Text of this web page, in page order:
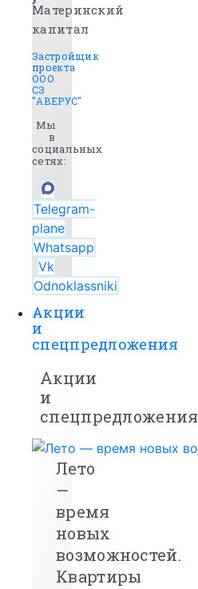
Материнский
капитал
Застройщик
проекта
ООО
СЗ
"АВЕРУС"
Мы
в
социальных
сетях:
Telegram-
plane
Whatsapp
Vk
Odnoklassniki
Акции
и
спецпредложения
Акции
и
спецпредложения
Лето
—
время
новых
возможностей.
Квартиры